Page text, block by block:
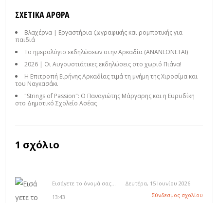
ΣΧΕΤΙΚΆ ΆΡΘΡΑ
Βλαχέρνα | Εργαστήρια ζωγραφικής και ρομποτικής για
παιδιά
Το ημερολόγιο εκδηλώσεων στην Αρκαδία (ΑΝΑΝΕΩΝΕΤΑΙ)
2026 | Οι Αυγουστιάτικες εκδηλώσεις στο χωριό Πιάνα!
Η Επιτροπή Ειρήνης Αρκαδίας τιμά τη μνήμη της Χιροσίμα και
του Ναγκασάκι
"Strings of Passion": Ο Παναγιώτης Μάργαρης και η Ευρυδίκη
στο Δημοτικό Σχολείο Ασέας
1 σχόλιο
Εισάγετε το όνομά σας...
Δευτέρα, 15 Ιουνίου 2026
13:43
Σύνδεσμος σχολίου